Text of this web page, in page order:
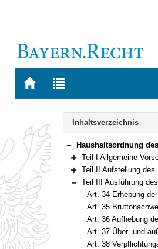
Zur
BAYERN.RECHT
Zur
letzten
Navigation
Inhaltsverzeichnis
Bereich reduzieren
Haushaltsordnung des Freistaates Bayern (Bayerische Haushaltsordnung – BayHO) Vom 8.
Bereich erweitern
Teil I Allgemeine Vorschriften zum
Bereich erweitern
Teil II Aufstellung des Haushaltsplans
Bereich reduzieren
Teil III Ausführung des
Art. 34 Erhebung der Einnahmen,
Art. 35
Art. 36 Aufhebung
Art. 37 Über- und
Art. 38